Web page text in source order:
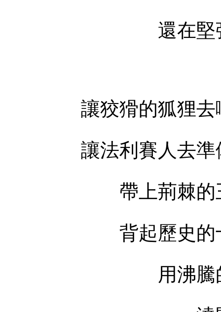
還在堅強地
讓狡猾的狐狸去
讓法利賽人去準備
帶上荊棘的王
背起歷史的十
用沸